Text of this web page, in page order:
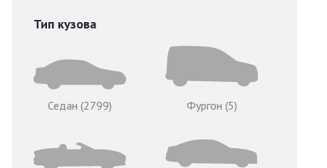
Тип кузова
Седан (2799) Фургон (5)